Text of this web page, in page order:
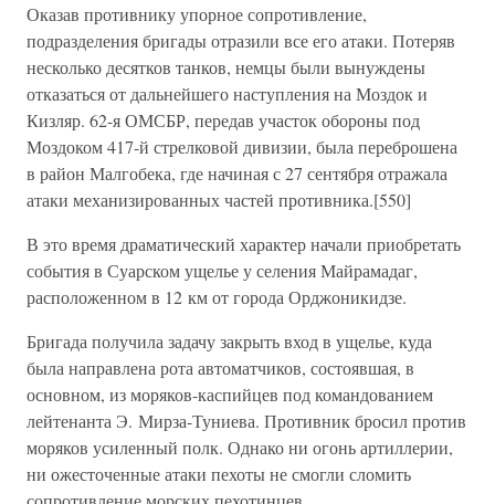
Оказав противнику упорное сопротивление,
подразделения бригады отразили все его атаки. Потеряв
несколько десятков танков, немцы были вынуждены
отказаться от дальнейшего наступления на Моздок и
Кизляр. 62-я ОМСБР, передав участок обороны под
Моздоком 417-й стрелковой дивизии, была переброшена
в район Малгобека, где начиная с 27 сентября отражала
атаки механизированных частей противника.[550]
В это время драматический характер начали приобретать
события в Суарском ущелье у селения Майрамадаг,
расположенном в 12 км от города Орджоникидзе.
Бригада получила задачу закрыть вход в ущелье, куда
была направлена рота автоматчиков, состоявшая, в
основном, из моряков-каспийцев под командованием
лейтенанта Э. Мирза-Туниева. Противник бросил против
моряков усиленный полк. Однако ни огонь артиллерии,
ни ожесточенные атаки пехоты не смогли сломить